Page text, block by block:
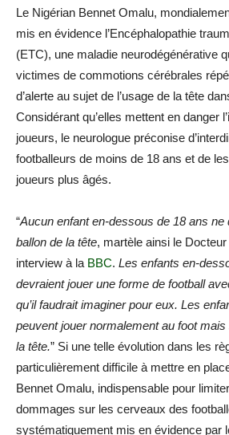
Le Nigérian Bennet Omalu,
mis en évidence l’Encéphalopathie
(ETC), une maladie neurodégénérative
victimes de commotions cérébrales
d’alerte au sujet de l’usage de la tête
Considérant qu’elles mettent en danger
joueurs, le neurologue préconise
footballeurs de moins de 18 ans et de
joueurs plus âgés.
“Aucun enfant en-dessous de 18 ans ne
ballon de la tête, martèle ainsi le
interview à la BBC. Les enfants en-
devraient jouer une forme de football
qu’il faudrait imaginer pour eux. Les
peuvent jouer normalement au foot
la tête.” Si une telle évolution dans les
particulièrement difficile à mettre en
Bennet Omalu, indispensable pour
dommages sur les cerveaux des
systématiquement mis en évidence par